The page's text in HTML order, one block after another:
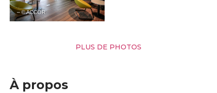
– © ACCOR
PLUS DE PHOTOS
À propos